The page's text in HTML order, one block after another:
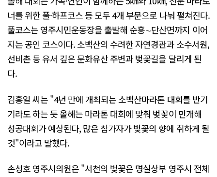
너를 위한 풀·하프코스 등 모두 4개 부문으로 나눠 펼쳐진다.
풀코스는 영주시민운동장을 출발해 순흥∼단산면까지 이어
지는 공인 코스이다. 소백산의 수려한 자연경관과 소수서원,
선비촌 등 유서 깊은 문화유산 주변과 벚꽃길을 달리게 된
다.
김홍일 씨는 "4년 만에 개최되는 소백산마라톤 대회를 반기
기라도 하는 듯 올해는 마라톤 대회에 맞춰 벚꽃이 만개해
성공대회가 예상된다, 많은 참가자가 벚꽃의 향에 취하게 될
것"이라고 말했다.
손성호 영주시의원은 "서천의 벚꽃은 명실상부 영주시 전체